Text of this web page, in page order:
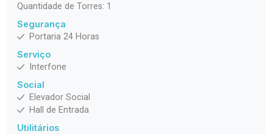
Quantidade de Torres: 1
Segurança
Portaria 24 Horas
Serviço
Interfone
Social
Elevador Social
Hall de Entrada
Utilitários